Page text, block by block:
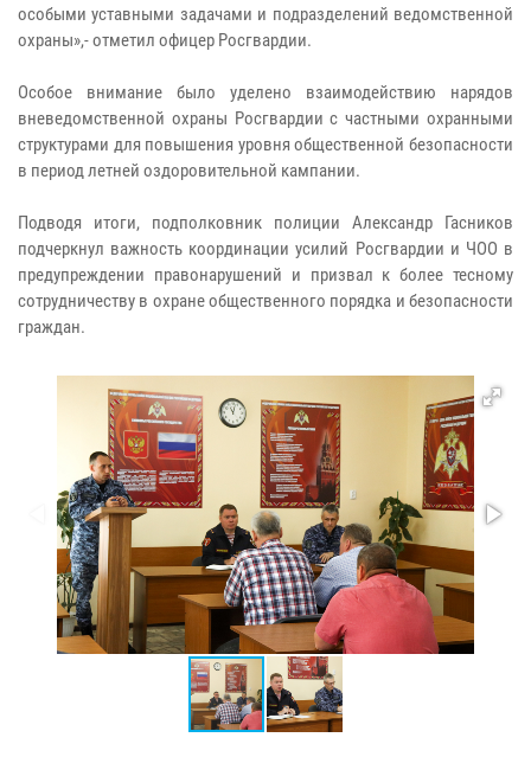
особыми уставными задачами и подразделений ведомственной
охраны»,- отметил офицер Росгвардии.
Особое внимание было уделено взаимодействию нарядов
вневедомственной охраны Росгвардии с частными охранными
структурами для повышения уровня общественной безопасности
в период летней оздоровительной кампании.
Подводя итоги, подполковник полиции Александр Гасников
подчеркнул важность координации усилий Росгвардии и ЧОО в
предупреждении правонарушений и призвал к более тесному
сотрудничеству в охране общественного порядка и безопасности
граждан.